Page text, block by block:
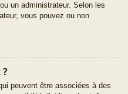
un administrateur. Selon les
vous pouvez ou non
peuvent être associées à des